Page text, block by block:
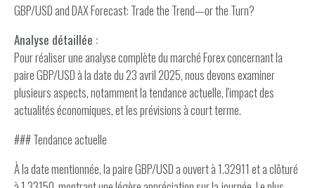
GBP/USD and DAX Forecast: Trade the Trend—or the Turn?
Analyse détaillée :
Pour réaliser une analyse complète du marché Forex concernant la
paire GBP/USD à la date du 23 avril 2025, nous devons examiner
plusieurs aspects, notamment la tendance actuelle, l'impact des
actualités économiques, et les prévisions à court terme.
### Tendance actuelle
À la date mentionnée, la paire GBP/USD a ouvert à 1.32911 et a clôturé